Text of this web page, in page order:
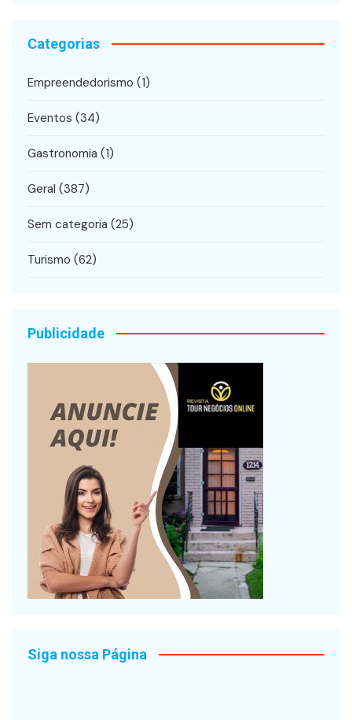
Categorias
Empreendedorismo (1)
Eventos (34)
Gastronomia (1)
Geral (387)
Sem categoria (25)
Turismo (62)
Publicidade
Siga nossa Página